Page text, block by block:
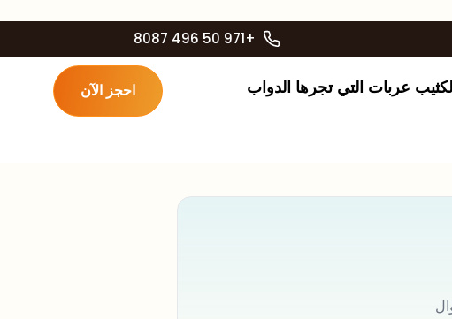
+971 50 496 8087
الكثيب عربات التي تجرها الدواب احجز الآن